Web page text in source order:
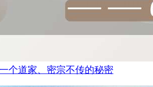
个道家、密宗不传的秘密